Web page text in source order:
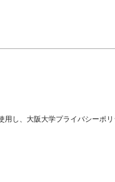
し、大阪大学プライバシーポ